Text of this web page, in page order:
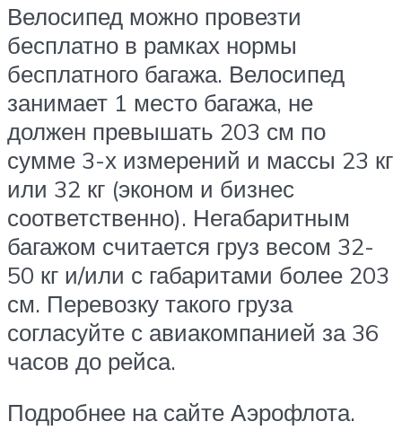
Велосипед можно провезти
бесплатно в рамках нормы
бесплатного багажа. Велосипед
занимает 1 место багажа, не
должен превышать 203 см по
сумме 3-х измерений и массы 23 кг
или 32 кг (эконом и бизнес
соответственно). Негабаритным
багажом считается груз весом 32-
50 кг и/или с габаритами более 203
см. Перевозку такого груза
согласуйте с авиакомпанией за 36
часов до рейса.
Подробнее на сайте Аэрофлота.